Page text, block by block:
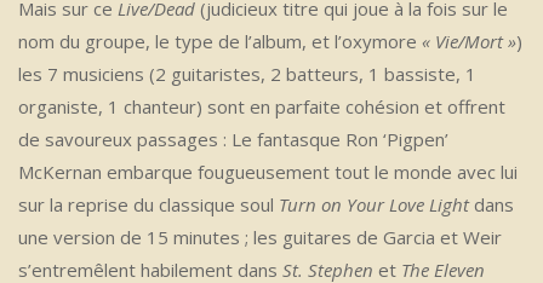
Mais sur ce Live/Dead (judicieux titre qui joue à la fois sur le
nom du groupe, le type de l’album, et l’oxymore « Vie/Mort »)
les 7 musiciens (2 guitaristes, 2 batteurs, 1 bassiste, 1
organiste, 1 chanteur) sont en parfaite cohésion et offrent
de savoureux passages : Le fantasque Ron ‘Pigpen’
McKernan embarque fougueusement tout le monde avec lui
sur la reprise du classique soul Turn on Your Love Lightdans
une version de 15 minutes ; les guitares de Garcia et Weir
s’entremêlent habilement dans St. Stephen et The Eleven